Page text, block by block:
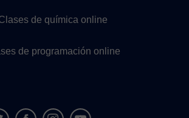
de química online
de programación online